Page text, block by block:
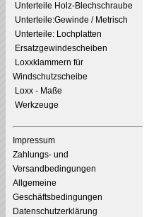
Unterteile Holz-Blechschraube
Unterteile:Gewinde / Metrisch
Unterteile: Lochplatten
Ersatzgewindescheiben
Loxxklammern für
Windschutzscheibe
Loxx - Maße
Werkzeuge
Impressum
Zahlungs- und
Versandbedingungen
Allgemeine
Geschäftsbedingungen
Datenschutzerklärung